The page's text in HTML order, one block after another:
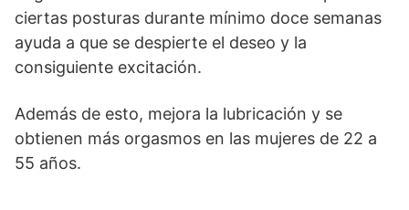
ciertas posturas durante mínimo doce semanas
ayuda a que se despierte el deseo y la
consiguiente excitación.
Además de esto, mejora la lubricación y se
obtienen más orgasmos en las mujeres de 22 a
55 años.